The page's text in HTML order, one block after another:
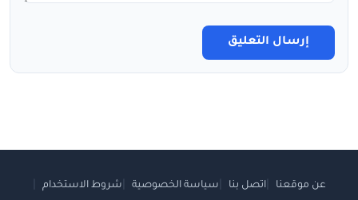
إرسال التعليق
عن موقعنا اتصل بنا سياسة الخصوصية شروط الاستخدام